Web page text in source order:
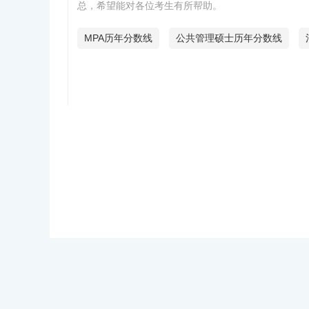
总，希望能对各位考生有所帮助。
MPA历年分数线 公共管理硕士历年分数线